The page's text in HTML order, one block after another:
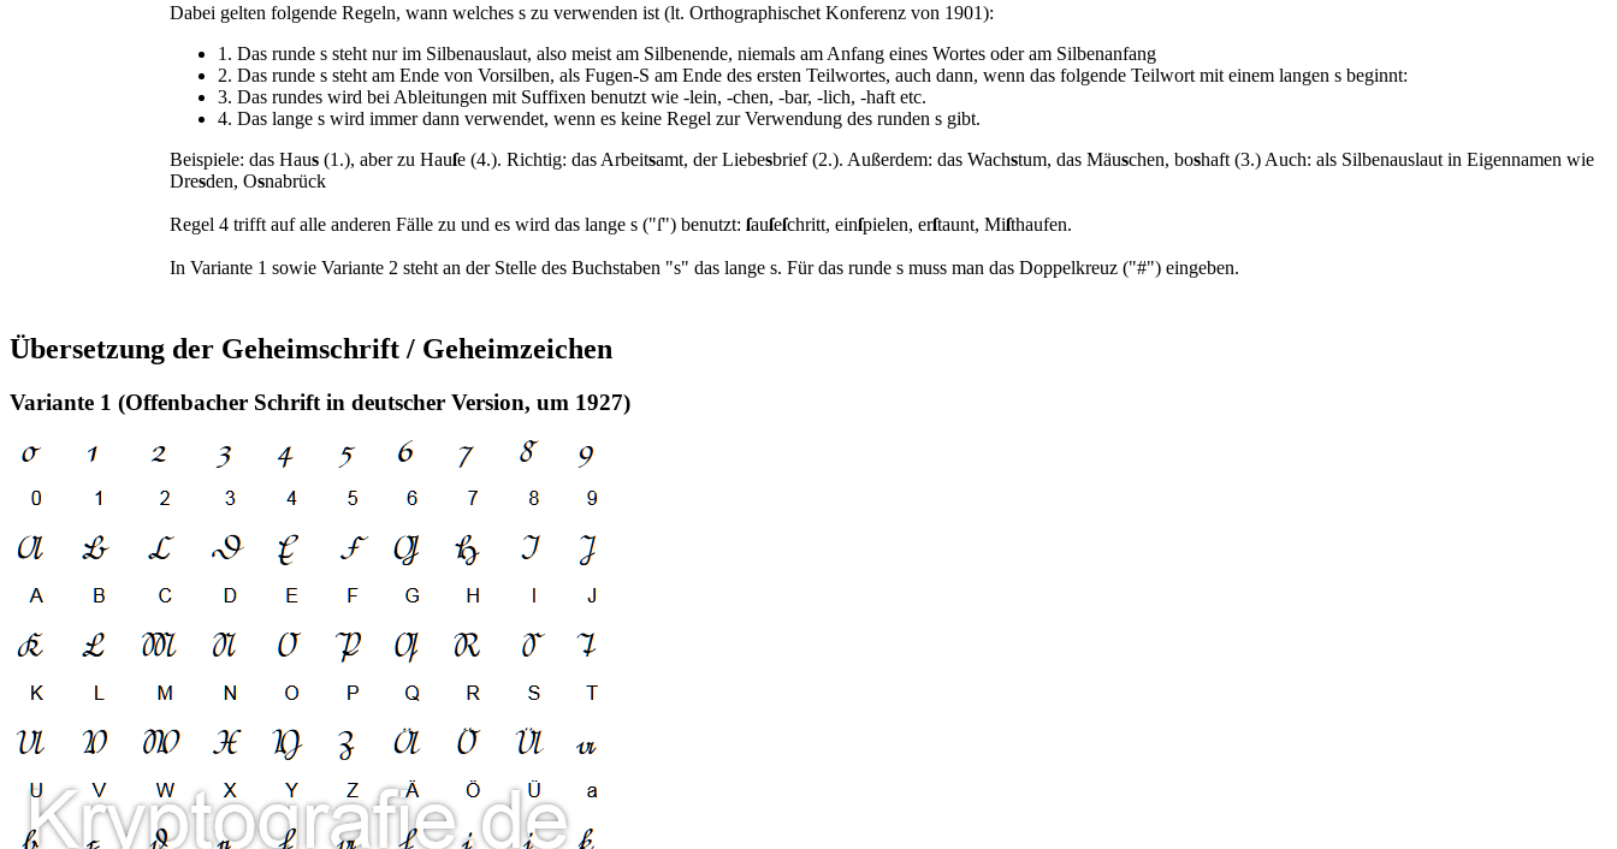
Dabei gelten folgende Regeln, wann welches s zu verwenden ist (lt. Orthographischet Konferenz von 1901):
1. Das runde s steht nur im Silbenauslaut, also meist am Silbenende, niemals am Anfang eines Wortes oder am Silbenanfang
2. Das runde s steht am Ende von Vorsilben, als Fugen-S am Ende des ersten Teilwortes, auch dann, wenn das folgende Teilwort mit einem langen s beginnt:
3. Das rundes wird bei Ableitungen mit Suffixen benutzt wie -lein, -chen, -bar, -lich, -haft etc.
4. Das lange s wird immer dann verwendet, wenn es keine Regel zur Verwendung des runden s gibt.
Beispiele: das Haus (1.), aber zu Hauſe (4.). Richtig: das Arbeitsamt, der Liebesbrief (2.). Außerdem: das Wachstum, das Mäuschen, boshaft (3.) Auch: als Silbenauslaut in Eigennamen wie
Dresden, Osnabrück
Regel 4 trifft auf alle anderen Fälle zu und es wird das lange s ("ſ") benutzt: ſauſeſchritt, einſpielen, erſtaunt, Miſthaufen.
In Variante 1 sowie Variante 2 steht an der Stelle des Buchstaben "s" das lange s. Für das runde s muss man das Doppelkreuz ("#") eingeben.
Übersetzung der Geheimschrift / Geheimzeichen
Variante 1 (Offenbacher Schrift in deutscher Version, um 1927)